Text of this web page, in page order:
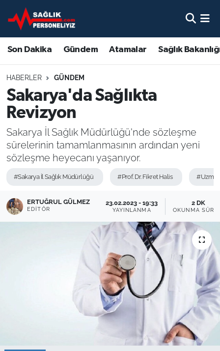
Son Dakika Gündem Atamalar Sağlık
HABERLER GÜNDEM
Sakarya'da Sağlıkta
Revizyon
Sakarya İl Sağlık Müdürlüğü'nde sözleşme
sürelerinin tamamlanmasının ardından yeni
sözleşme heyecanı yaşanıyor.
#Sakarya İl Sağlık Müdürlüğü #Prof. Dr. Fikret Halis #Uzm.
ERTUĞRUL GÜLMEZ
EDITÖR
23.02.2023 - 19:33
YAYINLANMA
2 DK
OKUNMA
Son Dakika
Gündem
Atamalar
Sağlık Bakanlığı
Mevzuat
Sendika
Eğitim
Nöbetçi Eczaneler
Hava Durumu
Namaz Vakitleri
Trafik Durumu
Süper Lig Puan Durumu ve Fikstür
Tüm Manşetler
Haber Arşivi